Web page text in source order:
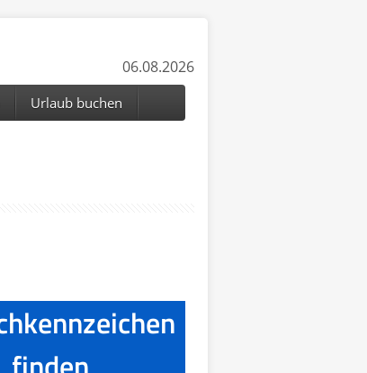
06.08.2026
Urlaub buchen